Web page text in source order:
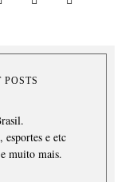
POSTS
e etc
muito mais.